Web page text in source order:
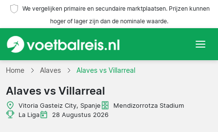
We vergelijken primaire en secundaire marktplaatsen. Prijzen kunnen
hoger of lager zijn dan de nominale waarde.
Home
Teams
Competities
Home Alaves Alaves vs Villarreal
Alaves vs Villarreal
Vitoria Gasteiz City, Spanje
Mendizorrotza Stadium
La Liga
28 Augustus 2026